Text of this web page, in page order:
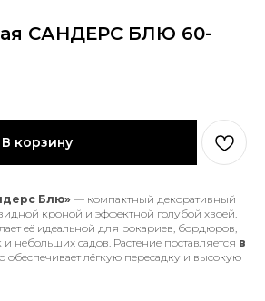
САНДЕРС БЛЮ 60-
В корзину
Блю» — компактный декоративный
кроной и эффектной голубой хвоей.
её идеальной для рокариев, бордюров,
небольших садов. Растение поставляется в
обеспечивает лёгкую пересадку и высокую